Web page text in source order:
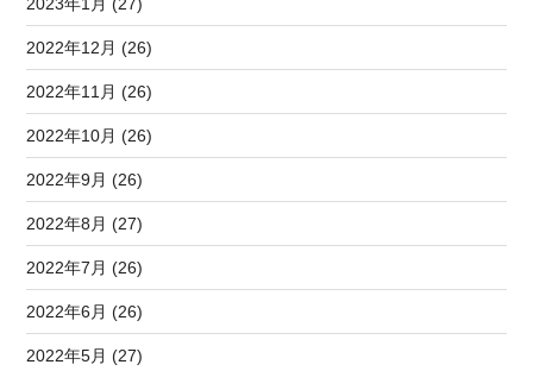
2022年12月 (26)
2022年11月 (26)
2022年10月 (26)
2022年9月 (26)
2022年8月 (27)
2022年7月 (26)
2022年6月 (26)
2022年5月 (27)